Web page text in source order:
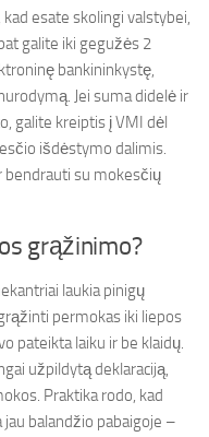
esate skolingi valstybei,
galite iki gegužės 2
bankininkystę,
Jei suma didelė ir
galite kreiptis į VMI dėl
išdėstymo dalimis.
bendrauti su mokesčių
grąžinimo?
laukia pinigų
permokas iki liepos
pateikta laiku ir be klaidų.
užpildytą deklaraciją,
Praktika rodo, kad
balandžio pabaigoje –